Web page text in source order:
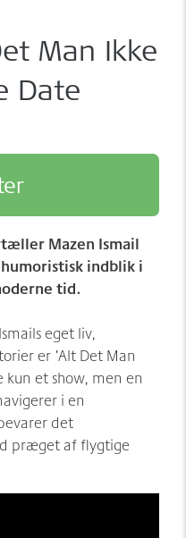
Man Ikke
Date
Mazen Ismail
indblik i
tid.
eget liv,
er ’Alt Det Man
kun et show, men en
i en
det
præget af flygtige